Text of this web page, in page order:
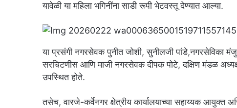
यावेळी या महिला भगिनींना साडी रूपी भेटवस्तू देण्यात आल्या.
या प्रसंगी नगरसेवक पुनीत जोशी, सुनीलजी पांडे,नगरसेविका
सरचिटणीस आणि माजी नगरसेवक दीपक पोटे, दक्षिण मंडळ
उपस्थित होते.
तसेच, वारजे-कर्वेनगर क्षेत्रीय कार्यालयाच्या सहाय्यक आयुक्त